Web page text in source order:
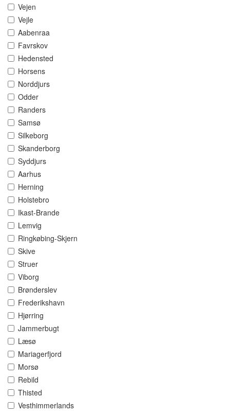
Vejen
Vejle
Aabenraa
Favrskov
Hedensted
Horsens
Norddjurs
Odder
Randers
Samsø
Silkeborg
Skanderborg
Syddjurs
Aarhus
Herning
Holstebro
Ikast-Brande
Lemvig
Ringkøbing-Skjern
Skive
Struer
Viborg
Brønderslev
Frederikshavn
Hjørring
Jammerbugt
Læsø
Mariagerfjord
Morsø
Rebild
Thisted
Vesthimmerlands